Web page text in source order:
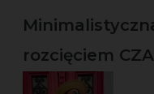
rozcięciem